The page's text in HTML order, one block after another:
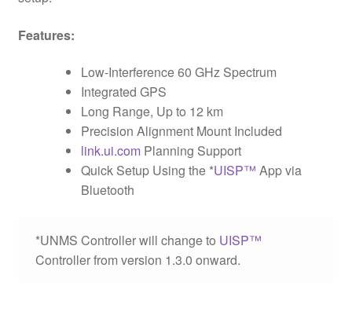
Features:
Low-Interference 60 GHz Spectrum
Integrated GPS
Long Range, Up to 12 km
Precision Alignment Mount Included
link.ui.comPlanning Support
Quick Setup Using the *UISP™ App via
Bluetooth
*UNMS Controller will change to UISP™
Controller from version 1.3.0 onward.